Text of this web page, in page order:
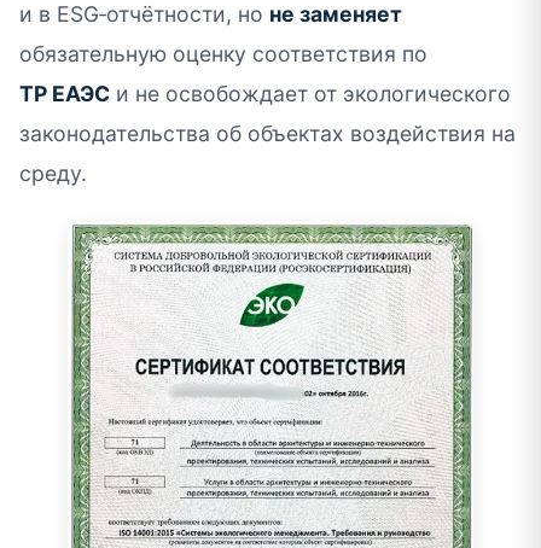
и в ESG‑отчётности, но не заменяет
обязательную оценку соответствия по
ТР ЕАЭС и не освобождает от экологического
законодательства об объектах воздействия на
среду.